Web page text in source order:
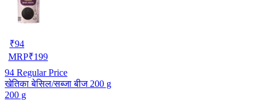
₹94
MRP₹199
94 Regular Price
खेतिका बेसिल/सब्जा बीज 200 g
200 g